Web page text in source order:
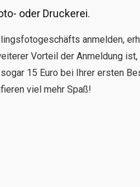
oder Druckerei.
anmelden,
Vorteil der Anmeldung
15 Euro bei Ihrer ersten
viel mehr Spaß!